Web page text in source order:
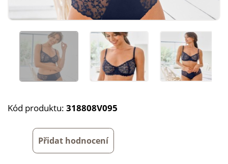
Kód produktu: 318808V095
Přidat hodnocení